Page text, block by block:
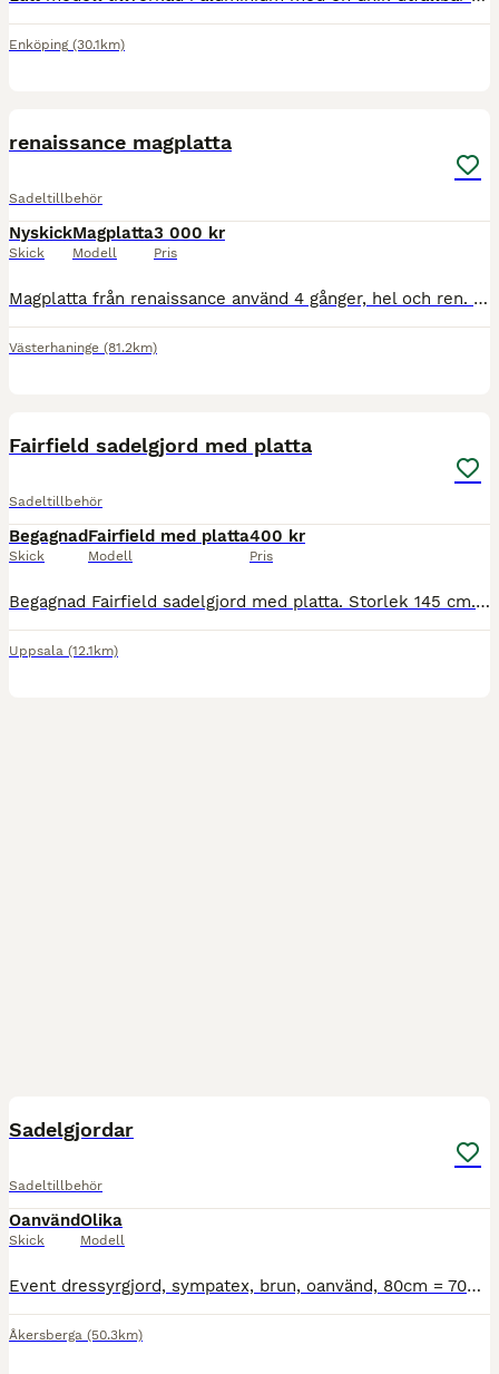
Enköping (30.1km)
renaissance magplatta
Sadeltillbehör
Nyskick
Skick
Magplatta
Modell
3 000 kr
Pris
Magplatta från renaissance använd 4 gånger, hel och ren. Har asymmetriska spännen för bästa passform samt utskuren på undersidan för bästa möjliga andning för bröstkorgen 115 cm Bud mottages
Västerhaninge (81.2km)
Fairfield sadelgjord med platta
Sadeltillbehör
Begagnad
Skick
Fairfield med platta
Modell
400 kr
Pris
Begagnad Fairfield sadelgjord med platta. Storlek 145 cm. Färg: brun.
Uppsala (12.1km)
Sadelgjordar
Sadeltillbehör
Oanvänd
Skick
Olika
Modell
Event dressyrgjord, sympatex, brun, oanvänd, 80cm = 70kr Kingston sadelgjord, läder, brun, oanvänd, 130cm = 250kr Svart dressyrgjord, läder, sömmarna har släppt i genomföringarna, 75cm = 150kr
Åkersberga (50.3km)